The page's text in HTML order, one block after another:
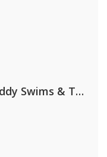
David Guetta, Teddy Swims & Tones And I